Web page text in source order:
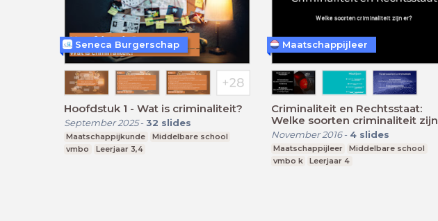
Hoofdstuk 1 - Wat is criminaliteit?
September 2025- 32 slides
Maatschappijkunde
Middelbare school
vmbo
Leerjaar 3,4
Seneca Burgerschap
Criminaliteit en Rechtsstaat:
Welke soorten criminaliteit zijn
er?
November 2016- 4 slides
Maatschappijleer
Middelbare school
vmbo k
Leerjaar 4
Maatschappijleer